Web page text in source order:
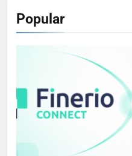
Popular